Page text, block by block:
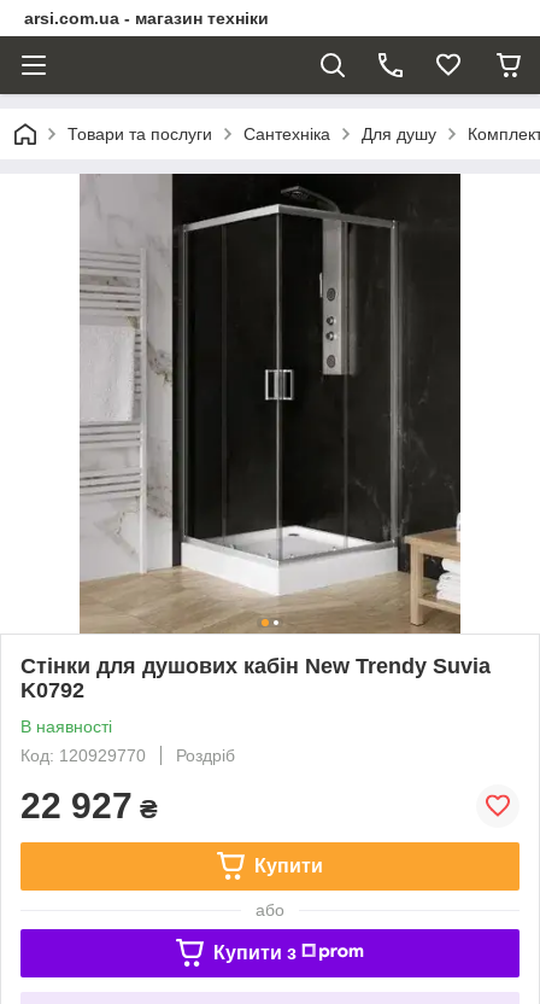
arsi.com.ua - магазин техніки
Товари та послуги Сантехніка Для душу
Стінки для душових кабін New Trendy Suvia
K0792
В наявності
Код: 120929770
Роздріб
22 927 ₴
Купити
або
Купити з